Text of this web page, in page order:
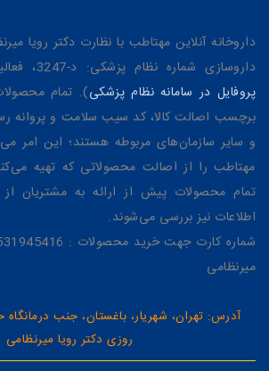
داروخانه آنلاین مهتاطب با نظارت دکتر رویا
داروسازی شماره نظام پزشکی: د-3247، فعالیت می‌کند. (
پروفایل در سامانه نظام پزشکی). تمام
برچسب اصالت کالا، کد سیب سلامت و پروانه
و سایر سازمان‌های مربوطه هستند؛ این امر
مهتاطب را از اصالت محصولاتی که تهیه
تمام محصولات پیش از ارائه به مشتریان
اطلاعات نیز بررسی می‌شوند.
میرنظامی
آدرس: تهران، شهریار، باغستان، جنب درمانگاه
روزی دکتر رویا میرنظامی